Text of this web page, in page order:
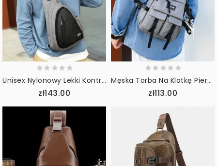
Unisex Nylonowy Lekki Kontrastowy Kolor Casual Outdoor Travel Multi-Carry Torba Na Ramię Torba Na Ramię Torba Na Klatkę Piersiową
zł143.00
Męska Torba Na Klatkę Piersiową Muti-Pockets Nylon Lekka Wygodna Rozkładana Torba Crossbody
zł113.00